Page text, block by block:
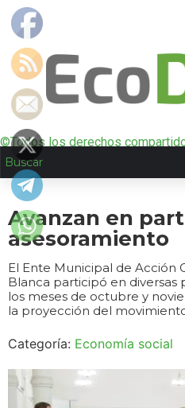
©Todos los derechos
Avanzan en
asesoramiento
El Ente Municipal de Acción
Blanca participó en diversas
los meses de octubre y
la proyección del
Categoría: Economía social